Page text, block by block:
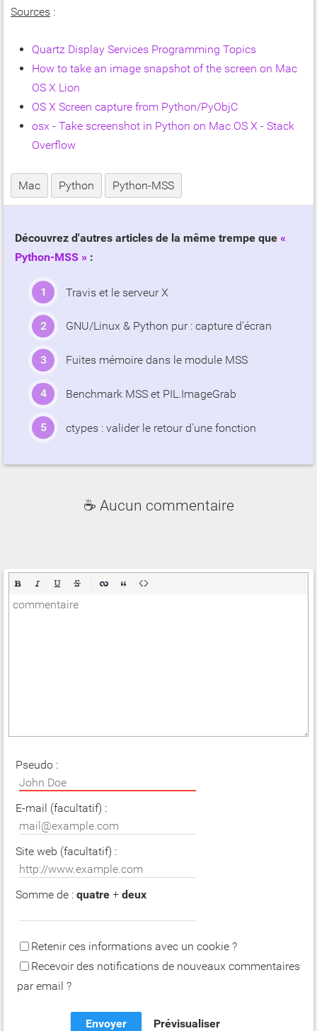
Sources :
Quartz Display Services Programming Topics
How to take an image snapshot of the screen on Mac
OS X Lion
OS X Screen capture from Python/PyObjC
osx - Take screenshot in Python on Mac OS X - Stack
Overflow
Mac Python Python-MSS
Découvrez d'autres articles de la même trempe que
Python-MSS
:
Travis et le serveur X
GNU/Linux & Python pur : capture d'écran
Fuites mémoire dans le module MSS
Benchmark MSS et PIL.ImageGrab
ctypes : valider le retour d'une fonction
☕ Aucun commentaire
Pseudo :
E-mail (facultatif) :
Site web (facultatif) :
Somme de : quatre + deux
Retenir ces informations avec un cookie ?
Recevoir des notifications de nouveaux commentaires
par email ?